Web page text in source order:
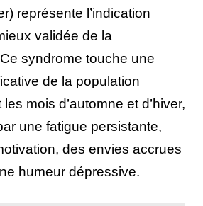
représente l’indication
validée de la
syndrome touche une
de la population
mois d’automne et d’hiver,
une fatigue persistante,
des envies accrues
humeur dépressive.